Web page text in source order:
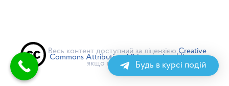
Весь контент доступний за ліцензією Creative
Commons Attribution 4.0 International license,
якщо не зазначено іншеБудь в курсі подій